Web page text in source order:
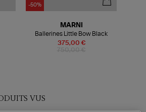
-50%
375,00 €
MARNI
Ballerines Little Bow Black
VUS